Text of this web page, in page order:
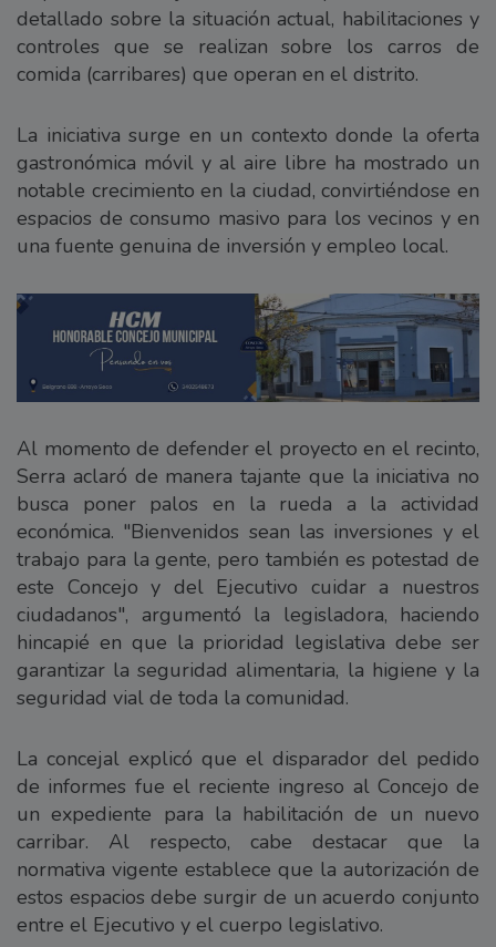
detallado sobre la situación actual, habilitaciones y
controles que se realizan sobre los carros de
comida (carribares) que operan en el distrito.
La iniciativa surge en un contexto donde la oferta
gastronómica móvil y al aire libre ha mostrado un
notable crecimiento en la ciudad, convirtiéndose en
espacios de consumo masivo para los vecinos y en
una fuente genuina de inversión y empleo local.
Al momento de defender el proyecto en el recinto,
Serra aclaró de manera tajante que la iniciativa no
busca poner palos en la rueda a la actividad
económica. "Bienvenidos sean las inversiones y el
trabajo para la gente, pero también es potestad de
este Concejo y del Ejecutivo cuidar a nuestros
ciudadanos", argumentó la legisladora, haciendo
hincapié en que la prioridad legislativa debe ser
garantizar la seguridad alimentaria, la higiene y la
seguridad vial de toda la comunidad.
La concejal explicó que el disparador del pedido
de informes fue el reciente ingreso al Concejo de
un expediente para la habilitación de un nuevo
carribar. Al respecto, cabe destacar que la
normativa vigente establece que la autorización de
estos espacios debe surgir de un acuerdo conjunto
entre el Ejecutivo y el cuerpo legislativo.